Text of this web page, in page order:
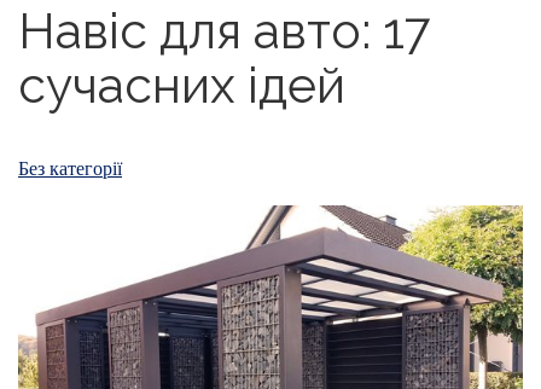
Навіс для авто: 17
сучасних ідей
Без категорії